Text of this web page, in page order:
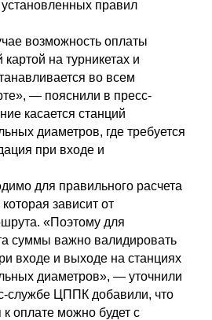
правил
возможность оплаты
на турникетах и
во всем
— пояснили в пресс-
касается станций
диаметров, где требуется
при входе и
для правильного расчета
зависит от
«Поэтому для
суммы важно валидировать
входе и выходе на станциях
диаметров», — уточнили
службе ЦППК добавили, что
к оплате можно будет с